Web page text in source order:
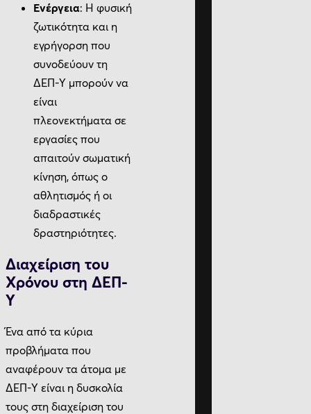
Ενέργεια: Η φυσική
ζωτικότητα και η
εγρήγορση που
συνοδεύουν τη
ΔΕΠ-Υ μπορούν να
είναι
πλεονεκτήματα σε
εργασίες που
απαιτούν σωματική
κίνηση, όπως ο
αθλητισμός ή οι
διαδραστικές
δραστηριότητες.
Διαχείριση του
Χρόνου στη ΔΕΠ-
Υ
Ένα από τα κύρια
προβλήματα που
αναφέρουν τα άτομα με
ΔΕΠ-Υ είναι η δυσκολία
τους στη διαχείριση του